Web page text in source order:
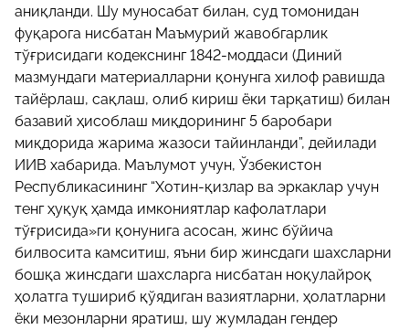
аниқланди. Шу муносабат билан, суд томонидан
фуқарога нисбатан Маъмурий жавобгарлик
тўғрисидаги кодекснинг 1842-моддаси (Диний
мазмундаги материалларни қонунга хилоф равишда
тайёрлаш, сақлаш, олиб кириш ёки тарқатиш) билан
базавий ҳисоблаш миқдорининг 5 баробари
миқдорида жарима жазоси тайинланди”, дейилади
ИИВ хабарида. Маълумот учун, Ўзбекистон
Республикасининг “Хотин-қизлар ва эркаклар учун
тенг ҳуқуқ ҳамда имкониятлар кафолатлари
тўғрисида»ги қонунига асосан, жинс бўйича
билвосита камситиш, яъни бир жинсдаги шахсларни
бошқа жинсдаги шахсларга нисбатан ноқулайроқ
ҳолатга тушириб қўядиган вазиятларни, ҳолатларни
ёки мезонларни яратиш, шу жумладан гендер